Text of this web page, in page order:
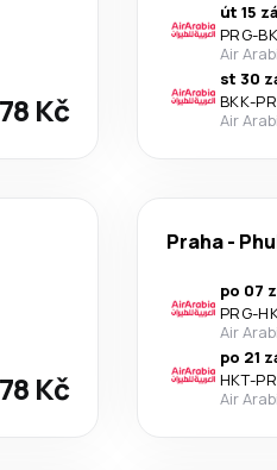
Kč
út 15
PRG-
Air
st 30
BKK-
Air
Kč
Praha-
po 07
PRG-
Air
po 21
HKT-
Air